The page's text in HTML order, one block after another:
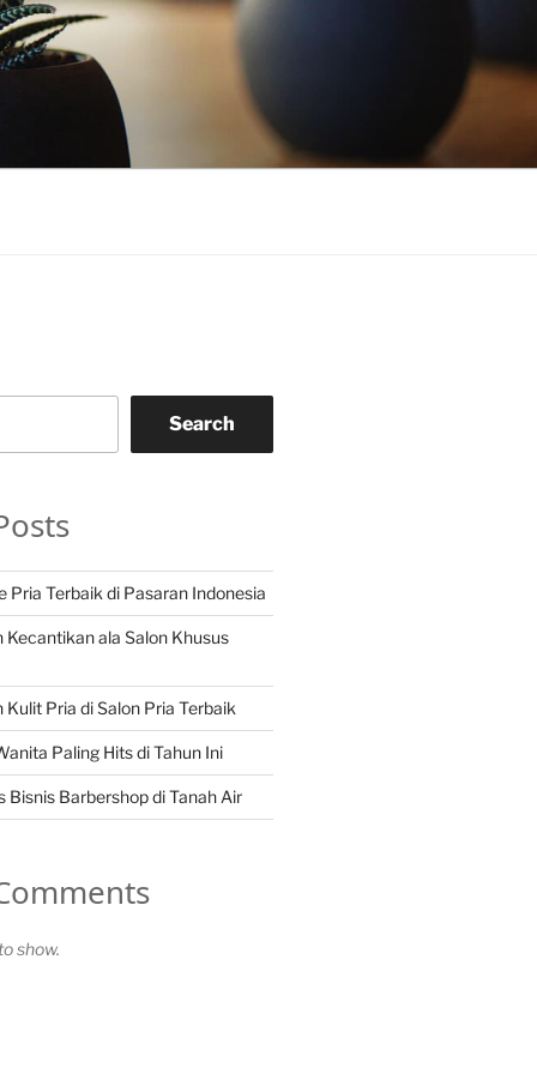
Search
Pria Terbaik di Pasaran Indonesia
Kecantikan ala Salon Khusus
Pria di Salon Pria Terbaik
Paling Hits di Tahun Ini
Bisnis Barbershop di Tanah Air
show.